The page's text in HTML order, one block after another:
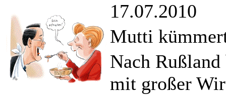
17.07.2010
Mutti
Nach
mit großer